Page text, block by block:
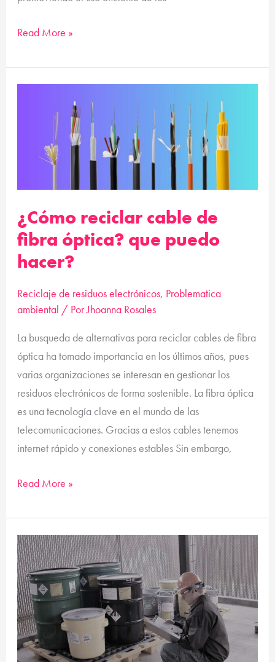
Read More »
¿Cómo reciclar cable de
fibra óptica? que puedo
hacer?
Reciclaje de residuos electrónicos, Problematica
ambiental / PorJhoanna Rosales
La busqueda de alternativas para reciclar cables de fibra
óptica ha tomado importancia en los últimos años, pues
varias organizaciones se interesan en gestionar los
residuos electrónicos de forma sostenible. La fibra óptica
es una tecnología clave en el mundo de las
telecomunicaciones. Gracias a estos cables tenemos
internet rápido y conexiones estables Sin embargo,
puedo
hacer?
Read More »
10
Mejores
Empresas
de
Gestión
de
Residuos